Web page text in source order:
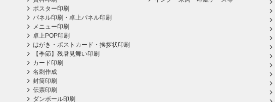
ポスター印刷
パネル印刷・卓上パネル印刷
メニュー印刷
卓上POP印刷
はがき・ポストカード・挨拶状印刷
【季節】残暑見舞い印刷
カード印刷
名刺作成
封筒印刷
伝票印刷
ダンボール印刷